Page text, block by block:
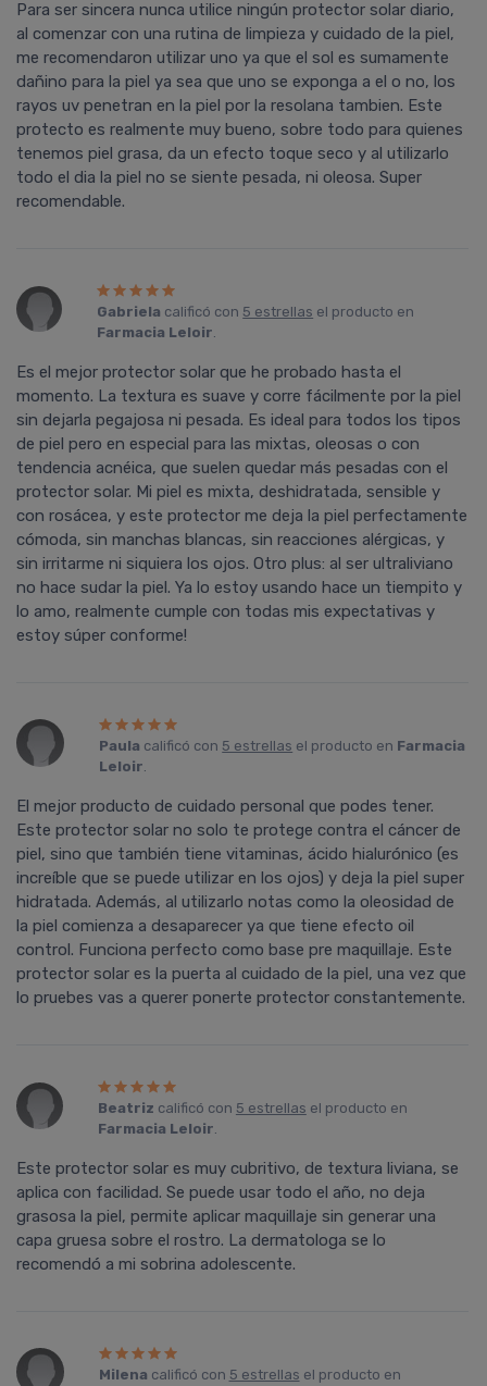
Para ser sincera nunca utilice ningún protector solar diario,
al comenzar con una rutina de limpieza y cuidado de la piel,
me recomendaron utilizar uno ya que el sol es sumamente
dañino para la piel ya sea que uno se exponga a el o no, los
rayos uv penetran en la piel por la resolana tambien. Este
protecto es realmente muy bueno, sobre todo para quienes
tenemos piel grasa, da un efecto toque seco y al utilizarlo
todo el dia la piel no se siente pesada, ni oleosa. Super
recomendable.
Gabriela calificó con 5 estrellas el producto en
Farmacia Leloir.
Es el mejor protector solar que he probado hasta el
momento. La textura es suave y corre fácilmente por la piel
sin dejarla pegajosa ni pesada. Es ideal para todos los tipos
de piel pero en especial para las mixtas, oleosas o con
tendencia acnéica, que suelen quedar más pesadas con el
protector solar. Mi piel es mixta, deshidratada, sensible y
con rosácea, y este protector me deja la piel perfectamente
cómoda, sin manchas blancas, sin reacciones alérgicas, y
sin irritarme ni siquiera los ojos. Otro plus: al ser ultraliviano
no hace sudar la piel. Ya lo estoy usando hace un tiempito y
lo amo, realmente cumple con todas mis expectativas y
estoy súper conforme!
Paula calificó con 5 estrellas el producto en Farmacia
Leloir.
El mejor producto de cuidado personal que podes tener.
Este protector solar no solo te protege contra el cáncer de
piel, sino que también tiene vitaminas, ácido hialurónico (es
increí­ble que se puede utilizar en los ojos) y deja la piel super
hidratada. Además, al utilizarlo notas como la oleosidad de
la piel comienza a desaparecer ya que tiene efecto oil
control. Funciona perfecto como base pre maquillaje. Este
protector solar es la puerta al cuidado de la piel, una vez que
lo pruebes vas a querer ponerte protector constantemente.
Beatriz calificó con 5 estrellas el producto en
Farmacia Leloir.
Este protector solar es muy cubritivo, de textura liviana, se
aplica con facilidad. Se puede usar todo el año, no deja
grasosa la piel, permite aplicar maquillaje sin generar una
capa gruesa sobre el rostro. La dermatologa se lo
recomendó a mi sobrina adolescente.
Milena calificó con 5 estrellas el producto en